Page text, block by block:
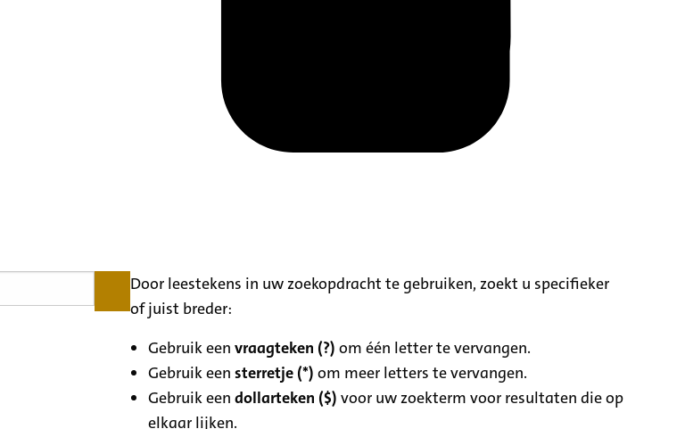
Door leestekens in uw zoekopdracht te gebruiken, zoekt u specifieker
of juist breder:
Gebruik eenvraagteken (?) om één letter te vervangen.
Gebruik eensterretje (*) om meer letters te vervangen.
Gebruik eendollarteken ($) voor uw zoekterm voor resultaten die op
elkaar lijken.